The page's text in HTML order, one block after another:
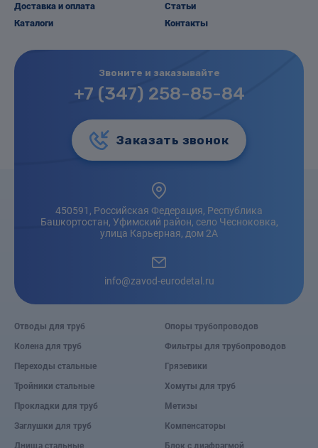
Доставка и оплата
Каталоги
Статьи
Контакты
Звоните и заказывайте
+7 (347) 258-85-84
Заказать звонок
450591, Российская Федерация, Республика
Башкортостан, Уфимский район, село Чесноковка,
улица Карьерная, дом 2А
info@zavod-eurodetal.ru
Отводы для труб
Колена для труб
Переходы стальные
Тройники стальные
Прокладки для труб
Заглушки для труб
Опоры трубопроводов
Фильтры для трубопроводов
Грязевики
Хомуты для труб
Метизы
Компенсаторы